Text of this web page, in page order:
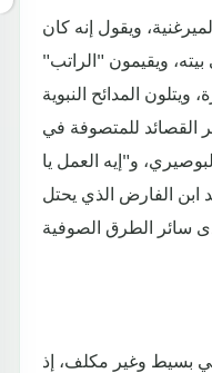
ويقول إنه كان
ويقيمون "الراتب"
المدائح النبوية
القصائد للمتصوفة في
و"إيه العمل يا
ابن الفارض الذي يحتل
بسيط وغير مكلف، إذ